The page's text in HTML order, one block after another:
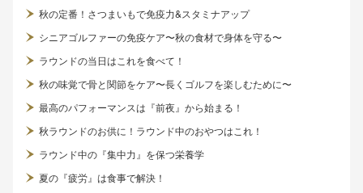
秋の定番！さつまいもで免疫力&スタミナアップ
シニアゴルファーの免疫ケア〜秋の食材で身体を守る〜
ラウンドの当日はこれを食べて！
秋の味覚で骨と関節をケア〜長くゴルフを楽しむために〜
最高のパフォーマンスは『前夜』から始まる！
秋ラウンドのお供に！ラウンド中のおやつはこれ！
ラウンド中の『集中力』を保つ栄養学
夏の『疲労』は食事で解決！